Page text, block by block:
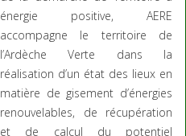
énergie positive, AERE
accompagne le territoire de
l’Ardèche Verte dans la
réalisation d’un état des lieux en
matière de gisement d’énergies
renouvelables, de récupération
et de calcul du potentiel